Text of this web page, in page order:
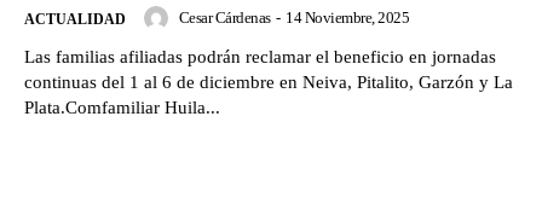
ACTUALIDAD Cesar Cárdenas - 14 Noviembre, 2025
Las familias afiliadas podrán reclamar el beneficio en jornadas
continuas del 1 al 6 de diciembre en Neiva, Pitalito, Garzón y La
Plata.Comfamiliar Huila...